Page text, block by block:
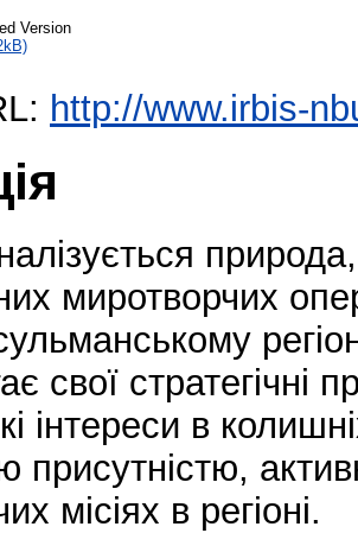
Version
http://www.irbis-
миротворчих
свої стратегічні
інтереси в
присутністю,
місіях в регіоні.